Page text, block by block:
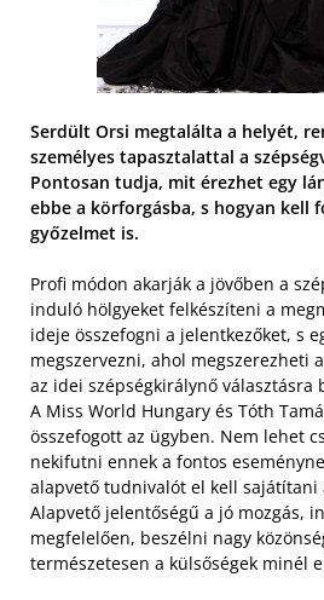
Serdült Orsi megtalálta a helyét,
személyes tapasztalattal a
Pontosan tudja, mit érezhet egy
ebbe a körforgásba, s hogyan kell
győzelmet is.
Profi módon akarják a jövőben a
induló hölgyeket felkészíteni a
ideje összefogni a jelentkezőket, s
megszervezni, ahol megszerezheti
az idei szépségkirálynő választásra
A Miss World Hungary és Tóth
összefogott az ügyben. Nem lehet
nekifutni ennek a fontos
alapvető tudnivalót el kell sajátítani
Alapvető jelentőségű a jó mozgás,
megfelelően, beszélni nagy
természetesen a külsőségek minél